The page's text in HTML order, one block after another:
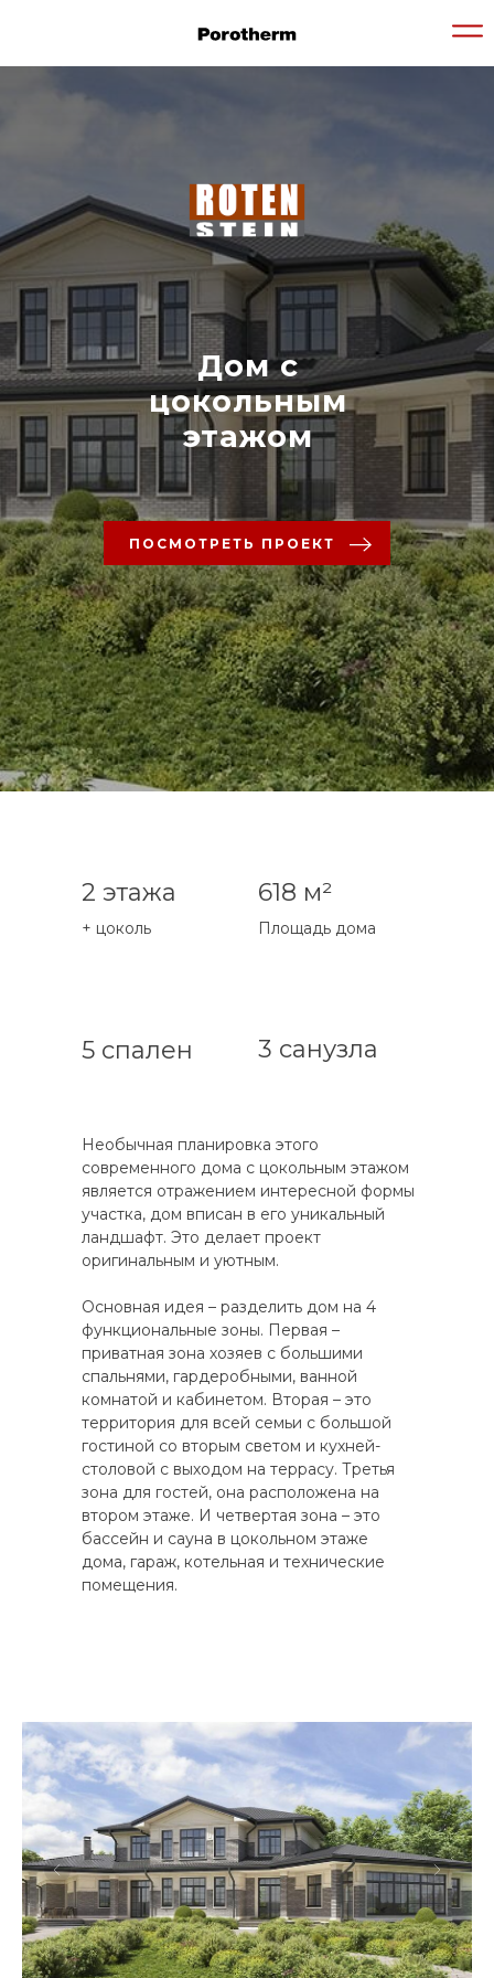
Дом с
цокольным
этажом
ПОСМОТРЕТЬ ПРОЕКТ
2 этажа 618 м²
Площадь дома
+ цоколь
5 спален 3 санузла
Необычная планировка этого
современного дома с цокольным этажом
является отражением интересной формы
участка, дом вписан в его уникальный
ландшафт. Это делает проект
оригинальным и уютным.
Основная идея – разделить дом на 4
функциональные зоны. Первая –
приватная зона хозяев с большими
спальнями, гардеробными, ванной
комнатой и кабинетом. Вторая – это
территория для всей семьи с большой
гостиной со вторым светом и кухней-
столовой с выходом на террасу. Третья
зона для гостей, она расположена на
втором этаже. И четвертая зона – это
бассейн и сауна в цокольном этаже
дома, гараж, котельная и технические
помещения.